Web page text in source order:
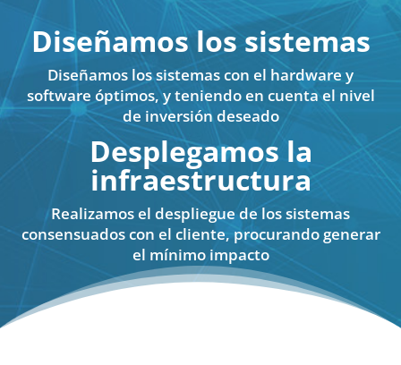
Diseñamos los sistemas
Diseñamos los sistemas con el hardware y
software óptimos, y teniendo en cuenta el nivel
de inversión deseado
Desplegamos la
infraestructura
Realizamos el despliegue de los sistemas
consensuados con el cliente, procurando generar
el mínimo impacto